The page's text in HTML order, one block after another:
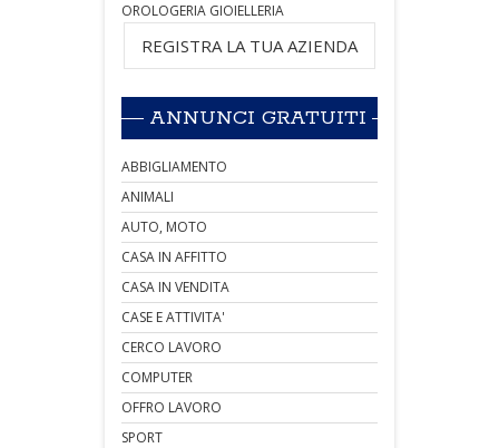
OROLOGERIA GIOIELLERIA
REGISTRA LA TUA AZIENDA
ANNUNCI GRATUITI
ABBIGLIAMENTO
ANIMALI
AUTO, MOTO
CASA IN AFFITTO
CASA IN VENDITA
CASE E ATTIVITA'
CERCO LAVORO
COMPUTER
OFFRO LAVORO
SPORT